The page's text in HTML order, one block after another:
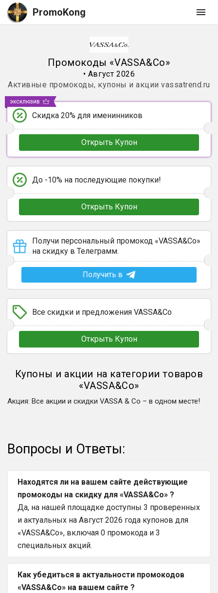
PromoKong
Промокоды «VASSA&Co»
• Август 2026
Активные промокоды, купоны и акции vassatrend.ru
Скидка 20% для именинников
Открыть Купон
эксклюзив
До -10% на последующие покупки!
Открыть Купон
Получи персональный промокод «VASSA&Co»
на скидку в Телеграмм.
Получить в
Все скидки и предложения VASSA&Co
Открыть Купон
Купоны и акции на категории товаров
«VASSA&Co»
Акция: Все акции и скидки VASSA & Co – в одном месте!
Вопросы и Ответы:
Находятся ли на вашем сайте действующие
промокоды на скидку для «VASSA&Co» ?
Да, на нашей площадке доступны 3 проверенных
и актуальных на Август 2026 года купонов для
«VASSA&Co», включая 0 промокода и 3
специальных акций.
Как убедиться в актуальности промокодов
«VASSA&Co» на вашем сайте ?